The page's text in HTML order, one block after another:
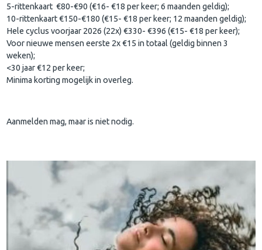
5-rittenkaart €80-€90 (€16- €18 per keer; 6 maanden geldig);
10-rittenkaart €150-€180 (€15- €18 per keer; 12 maanden geldig);
Hele cyclus voorjaar 2026 (22x) €330- €396 (€15- €18 per keer);
Voor nieuwe mensen eerste 2x €15 in totaal (geldig binnen 3
weken);
<30 jaar €12 per keer;
Minima korting mogelijk in overleg.
Aanmelden mag, maar is niet nodig.